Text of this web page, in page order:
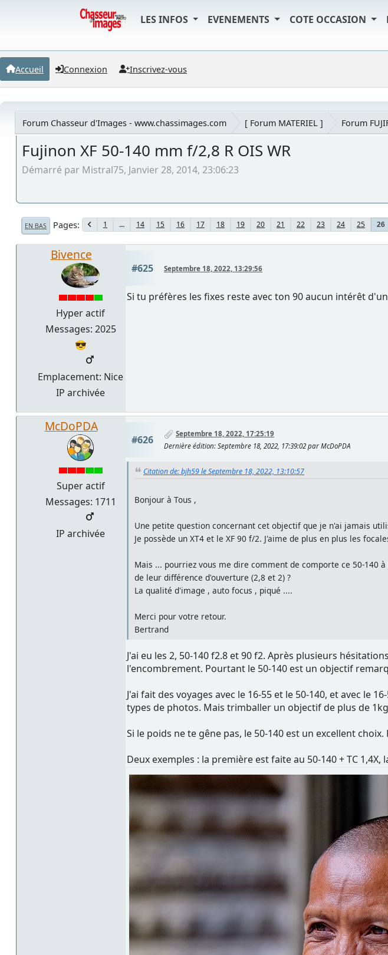
LES INFOS EVENEMENTS COTE OCCASION
Accueil Connexion Inscrivez-vous
Forum Chasseur d'Images - www.chassimages.com [ Forum MATERIEL ] Forum
Fujinon XF 50-140 mm f/2,8 R OIS WR
Démarré par Mistral75, Janvier 28, 2014, 23:06:23
EN BAS Pages 1 ... 14 15 16 17 18 19 20 21 22 23 24 25 26
Bivence
Hyper actif
Messages: 2025
😎
Emplacement: Nice
IP archivée
#625 Septembre 18, 2022, 13:29:56
Si tu préfères les fixes reste avec ton 90 aucun intérêt
McDoPDA
Super actif
Messages: 1711
IP archivée
#626
Septembre 18, 2022, 17:25:19
Dernière édition: Septembre 18, 2022, 17:39:02 par McDoPDA
Citation de: bjh59 le Septembre 18, 2022, 13:10:57
Bonjour à Tous ,
Une petite question concernant cet objectif que je n'ai jamais
Je possède un XT4 et le XF 90 f/2. J'aime de plus en plus les
Mais ... pourriez vous me dire comment de comporte ce 50-140
de leur différence d'ouverture (2,8 et 2) ?
La qualité d'image , auto focus , piqué ....
Merci pour votre retour.
Bertrand
J'ai eu les 2, 50-140 f2.8 et 90 f2. Après plusieurs
l'encombrement. Pourtant le 50-140 est un objectif
J'ai fait des voyages avec le 16-55 et le 50-140, et avec le
types de photos. Mais trimballer un objectif de plus de
Si le poids ne te gêne pas, le 50-140 est un excellent
Deux exemples : la première est faite au 50-140 + TC 1,4X,